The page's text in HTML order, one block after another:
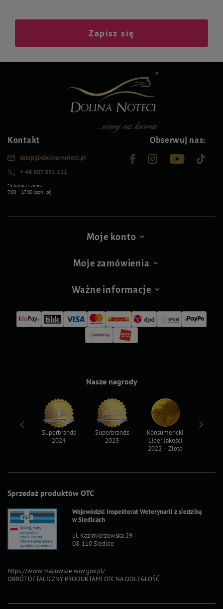
Zapisz się
Kontakt
sklep@dolina-noteci.pl
+ 48 607 551 111
*Infolinia czynna
7:00 – 17:00 (pon–pt)
Obserwuj nas:
Moje konto
Moje zamówienia
Ważne informacje
Sprzedaż produktów OTC
Wojewódzki Inspektorat Weterynarii z siedzibą
w Siedlcach
ul. Kazimierzowska 29
08-110 Siedlce
https://www.mazowsze.wiw.gov.pl/
OBRÓT DETALICZNY PRODUKTAMI OTC NA ODLEGŁOŚĆ
Nasze nagrody
Superbrands
2024
Superbrands
2023
Konsumencki
Lider Jakości
2022 – Złoto